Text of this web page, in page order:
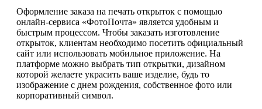
Оформление заказа на печать открыток с помощью
онлайн-сервиса «ФотоПочта» является удобным и
быстрым процессом. Чтобы заказать изготовление
открыток, клиентам необходимо посетить официальный
сайт или использовать мобильное приложение. На
платформе можно выбрать тип открытки, дизайном
которой желаете украсить ваше изделие, будь то
изображение с днем рождения, собственное фото или
корпоративный символ.